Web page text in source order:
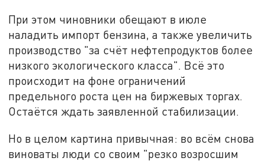
При этом чиновники обещают в июле
наладить импорт бензина, а также увеличить
производство "за счёт нефтепродуктов более
низкого экологического класса". Всё это
происходит на фоне ограничений
предельного роста цен на биржевых торгах.
Остаётся ждать заявленной стабилизации.
Но в целом картина привычная: во всём снова
виноваты люди со своим "резко возросшим